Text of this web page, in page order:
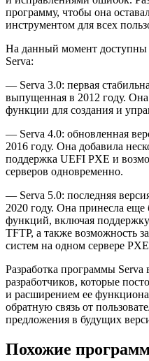
программу, чтобы она
инструментом для всех
На данный момент
Serva:
— Serva 3.0: первая
выпущенная в 2012 году.
функции для создания и
— Serva 4.0: обновленная
2016 году. Она добавила
поддержка UEFI PXE и
серверов одновременно.
— Serva 5.0: последняя
2020 году. Она принесла
функций, включая
TFTP, а также возможность
систем на одном сервере
Разработка программы
разработчиков, которые
и расширением ее
обратную связь от
предложения в будущих
Похожие